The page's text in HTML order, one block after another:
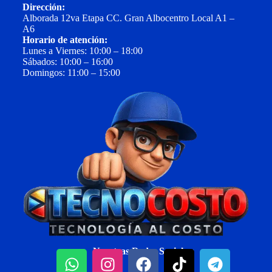
Dirección:
Alborada 12va Etapa CC. Gran Albocentro Local A1 –
A6
Horario de atención:
Lunes a Viernes: 10:00 – 18:00
Sábados: 10:00 – 16:00
Domingos: 11:00 – 15:00
Nuestras Redes Sociales: